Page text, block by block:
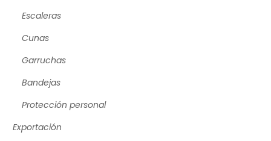
Escaleras
Cunas
Garruchas
Bandejas
Protección personal
Exportación